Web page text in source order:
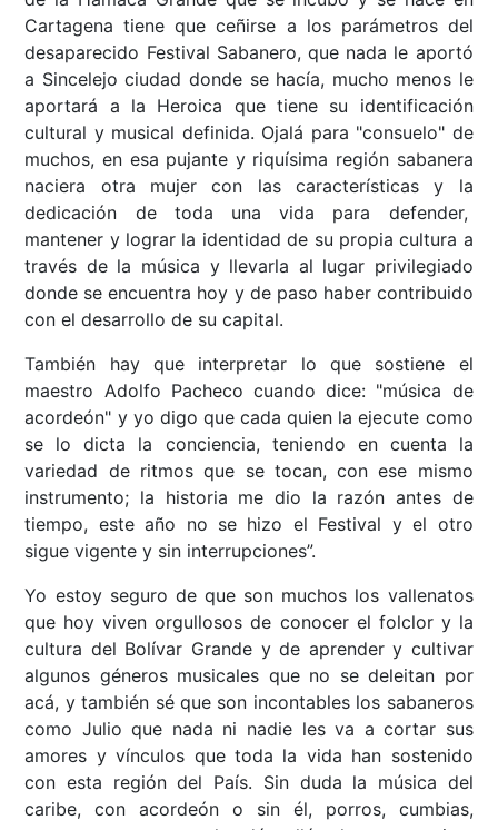
Cartagena tiene que ceñirse a los parámetros del
desaparecido Festival Sabanero, que nada le aportó
a Sincelejo ciudad donde se hacía, mucho menos le
aportará a la Heroica que tiene su identificación
cultural y musical definida. Ojalá para "consuelo" de
muchos, en esa pujante y riquísima región sabanera
naciera otra mujer con las características y la
dedicación de toda una vida para defender,
mantener y lograr la identidad de su propia cultura a
través de la música y llevarla al lugar privilegiado
donde se encuentra hoy y de paso haber contribuido
con el desarrollo de su capital.
También hay que interpretar lo que sostiene el
maestro Adolfo Pacheco cuando dice: "música de
acordeón" y yo digo que cada quien la ejecute como
se lo dicta la conciencia, teniendo en cuenta la
variedad de ritmos que se tocan, con ese mismo
instrumento; la historia me dio la razón antes de
tiempo, este año no se hizo el Festival y el otro
sigue vigente y sin interrupciones”.
Yo estoy seguro de que son muchos los vallenatos
que hoy viven orgullosos de conocer el folclor y la
cultura del Bolívar Grande y de aprender y cultivar
algunos géneros musicales que no se deleitan por
acá, y también sé que son incontables los sabaneros
como Julio que nada ni nadie les va a cortar sus
amores y vínculos que toda la vida han sostenido
con esta región del País. Sin duda la música del
caribe, con acordeón o sin él, porros, cumbias,